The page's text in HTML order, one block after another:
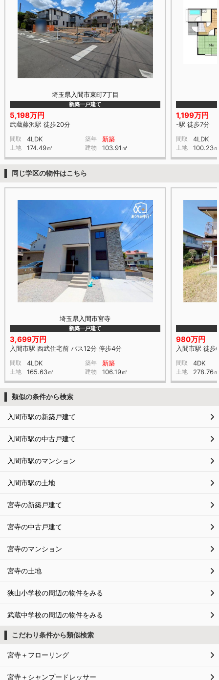
埼玉県入間市東町7丁目
新築一戸建て
5,198万円
武蔵藤沢駅 徒歩20分
間取 4LDK 築年 新築
土地 174.49㎡ 建物 103.91㎡
1,199万円
-駅 徒歩7分
間取 4LDK
土地 100.23
同じ学区の物件はこちら
埼玉県入間市宮寺
新築一戸建て
3,699万円
入間市駅 西武住宅前 バス12分 停歩4分
間取 4LDK 築年 新築
土地 165.63㎡ 建物 106.19㎡
980万円
入間市駅 徒歩
間取 4DK
土地 278.76
類似の条件から検索
入間市駅の新築戸建て
入間市駅の中古戸建て
入間市駅のマンション
入間市駅の土地
宮寺の新築戸建て
宮寺の中古戸建て
宮寺のマンション
宮寺の土地
狭山小学校の周辺の物件をみる
武蔵中学校の周辺の物件をみる
こだわり条件から類似検索
宮寺＋フローリング
宮寺＋シャンプードレッサー